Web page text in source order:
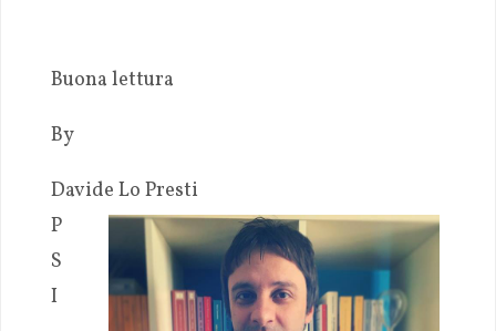
Buona lettura
By
Davide Lo Presti
P
S
I